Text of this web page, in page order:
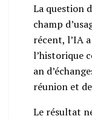
La question
champ
récent, l’IA
l’historique
an
réunion et
Le résultat